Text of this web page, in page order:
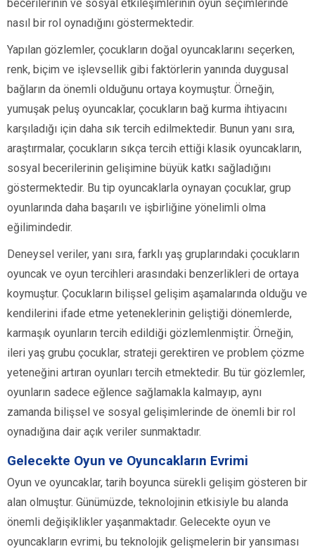
becerilerinin ve sosyal etkileşimlerinin oyun seçimlerinde
nasıl bir rol oynadığını göstermektedir.
Yapılan gözlemler, çocukların doğal oyuncaklarını seçerken,
renk, biçim ve işlevsellik gibi faktörlerin yanında duygusal
bağların da önemli olduğunu ortaya koymuştur. Örneğin,
yumuşak peluş oyuncaklar, çocukların bağ kurma ihtiyacını
karşıladığı için daha sık tercih edilmektedir. Bunun yanı sıra,
araştırmalar, çocukların sıkça tercih ettiği klasik oyuncakların,
sosyal becerilerinin gelişimine büyük katkı sağladığını
göstermektedir. Bu tip oyuncaklarla oynayan çocuklar, grup
oyunlarında daha başarılı ve işbirliğine yönelimli olma
eğilimindedir.
Deneysel veriler, yanı sıra, farklı yaş gruplarındaki çocukların
oyuncak ve oyun tercihleri arasındaki benzerlikleri de ortaya
koymuştur. Çocukların bilişsel gelişim aşamalarında olduğu ve
kendilerini ifade etme yeteneklerinin geliştiği dönemlerde,
karmaşık oyunların tercih edildiği gözlemlenmiştir. Örneğin,
ileri yaş grubu çocuklar, strateji gerektiren ve problem çözme
yeteneğini artıran oyunları tercih etmektedir. Bu tür gözlemler,
oyunların sadece eğlence sağlamakla kalmayıp, aynı
zamanda bilişsel ve sosyal gelişimlerinde de önemli bir rol
oynadığına dair açık veriler sunmaktadır.
Gelecekte Oyun ve Oyuncakların Evrimi
Oyun ve oyuncaklar, tarih boyunca sürekli gelişim gösteren bir
alan olmuştur. Günümüzde, teknolojinin etkisiyle bu alanda
önemli değişiklikler yaşanmaktadır. Gelecekte oyun ve
oyuncakların evrimi, bu teknolojik gelişmelerin bir yansıması